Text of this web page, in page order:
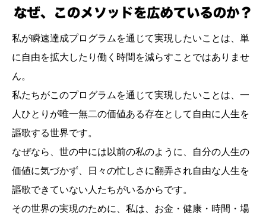
私が瞬速達成プログラムを通じて実現したいことは、単
に自由を拡大したり働く時間を減らすことではありませ
ん。
私たちがこのプログラムを通じて実現したいことは、一
人ひとりが唯一無二の価値ある存在として自由に人生を
謳歌する世界です。
なぜなら、世の中には以前の私のように、自分の人生の
価値に気づかず、日々の忙しさに翻弄され自由な人生を
謳歌できていない人たちがいるからです。
その世界の実現のために、私は、お金・健康・時間・場